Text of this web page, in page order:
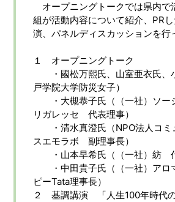
オープニングトークでは県内で
組が活動内容について紹介、PR
演、パネルディスカッションを行
１ オープニングトーク
・國松万熙氏、山室亜衣氏、
戸学院大学防災女子）
・大槻恭子氏（（一社）ソー
リガレッセ 代表理事）
・清水真澄氏（NPO法人コミ
スエモラボ 副理事長）
・山本早希氏（（一社）紡 代
・中田貴子氏（（一社）アロ
ピーTata理事長）
２ 基調講演 「人生100年時代の